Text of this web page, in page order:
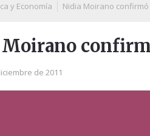
y Economía Nidia Moirano
de 2011